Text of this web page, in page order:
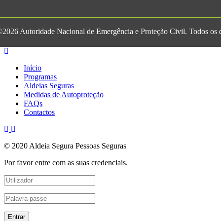
Autoridade Nacional de Emergência e Proteção Civil. Todos os
Início
Programas
Aldeias Seguras
Medidas de Autoproteção
FAQs
Contactos
© 2020 Aldeia Segura Pessoas Seguras
Por favor entre com as suas credenciais.